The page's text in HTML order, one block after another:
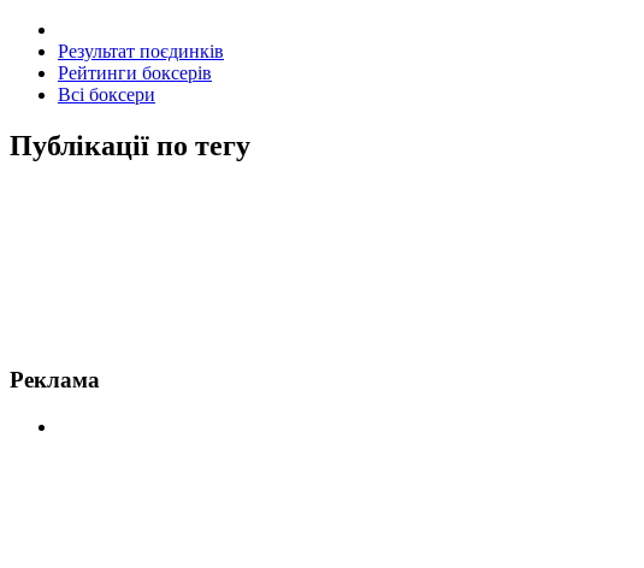
Результат поєдинків
Рейтинги боксерів
Всі боксери
Публікації по тегу
Реклама